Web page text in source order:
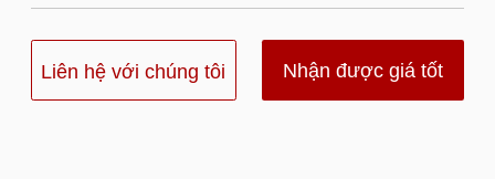
Liên hệ với chúng tôi Nhận được giá tốt